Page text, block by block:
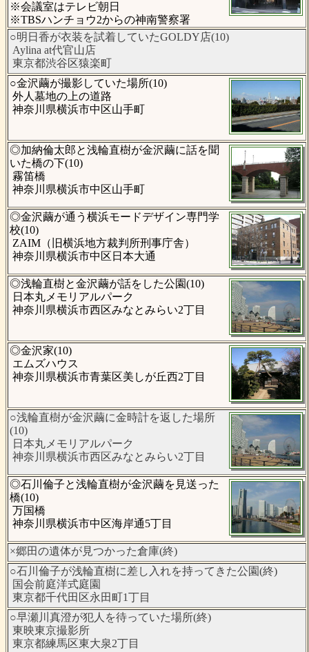
※会議室はテレビ朝日
※TBSハンチョウ2からの神南警察署
○明日香が衣装を試着していたGOLDY店(10)
Aylina at代官山店
東京都渋谷区猿楽町
○金沢繭が撮影していた場所(10)
外人墓地の上の道路
神奈川県横浜市中区山手町
◎加納倫太郎と浅輪直樹が金沢繭に話を聞
いた橋の下(10)
霧笛橋
神奈川県横浜市中区山手町
◎金沢繭が通う横浜モードデザイン専門学
校(10)
ZAIM（旧横浜地方裁判所刑事庁舎）
神奈川県横浜市中区日本大通
◎浅輪直樹と金沢繭が話をした公園(10)
日本丸メモリアルパーク
神奈川県横浜市西区みなとみらい2丁目
◎金沢家(10)
エムズハウス
神奈川県横浜市青葉区美しが丘西2丁目
○浅輪直樹が金沢繭に金時計を返した場所
(10)
日本丸メモリアルパーク
神奈川県横浜市西区みなとみらい2丁目
◎石川倫子と浅輪直樹が金沢繭を見送った
橋(10)
万国橋
神奈川県横浜市中区海岸通5丁目
×郷田の遺体が見つかった倉庫(終)
○石川倫子が浅輪直樹に差し入れを持ってきた公園(終)
国会前庭洋式庭園
東京都千代田区永田町1丁目
○早瀬川真澄が犯人を待っていた場所(終)
東映東京撮影所
東京都練馬区東大泉2丁目